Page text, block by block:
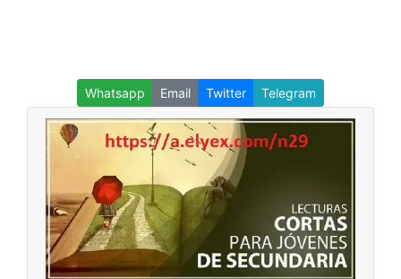
Whatsapp Email Twitter Telegram